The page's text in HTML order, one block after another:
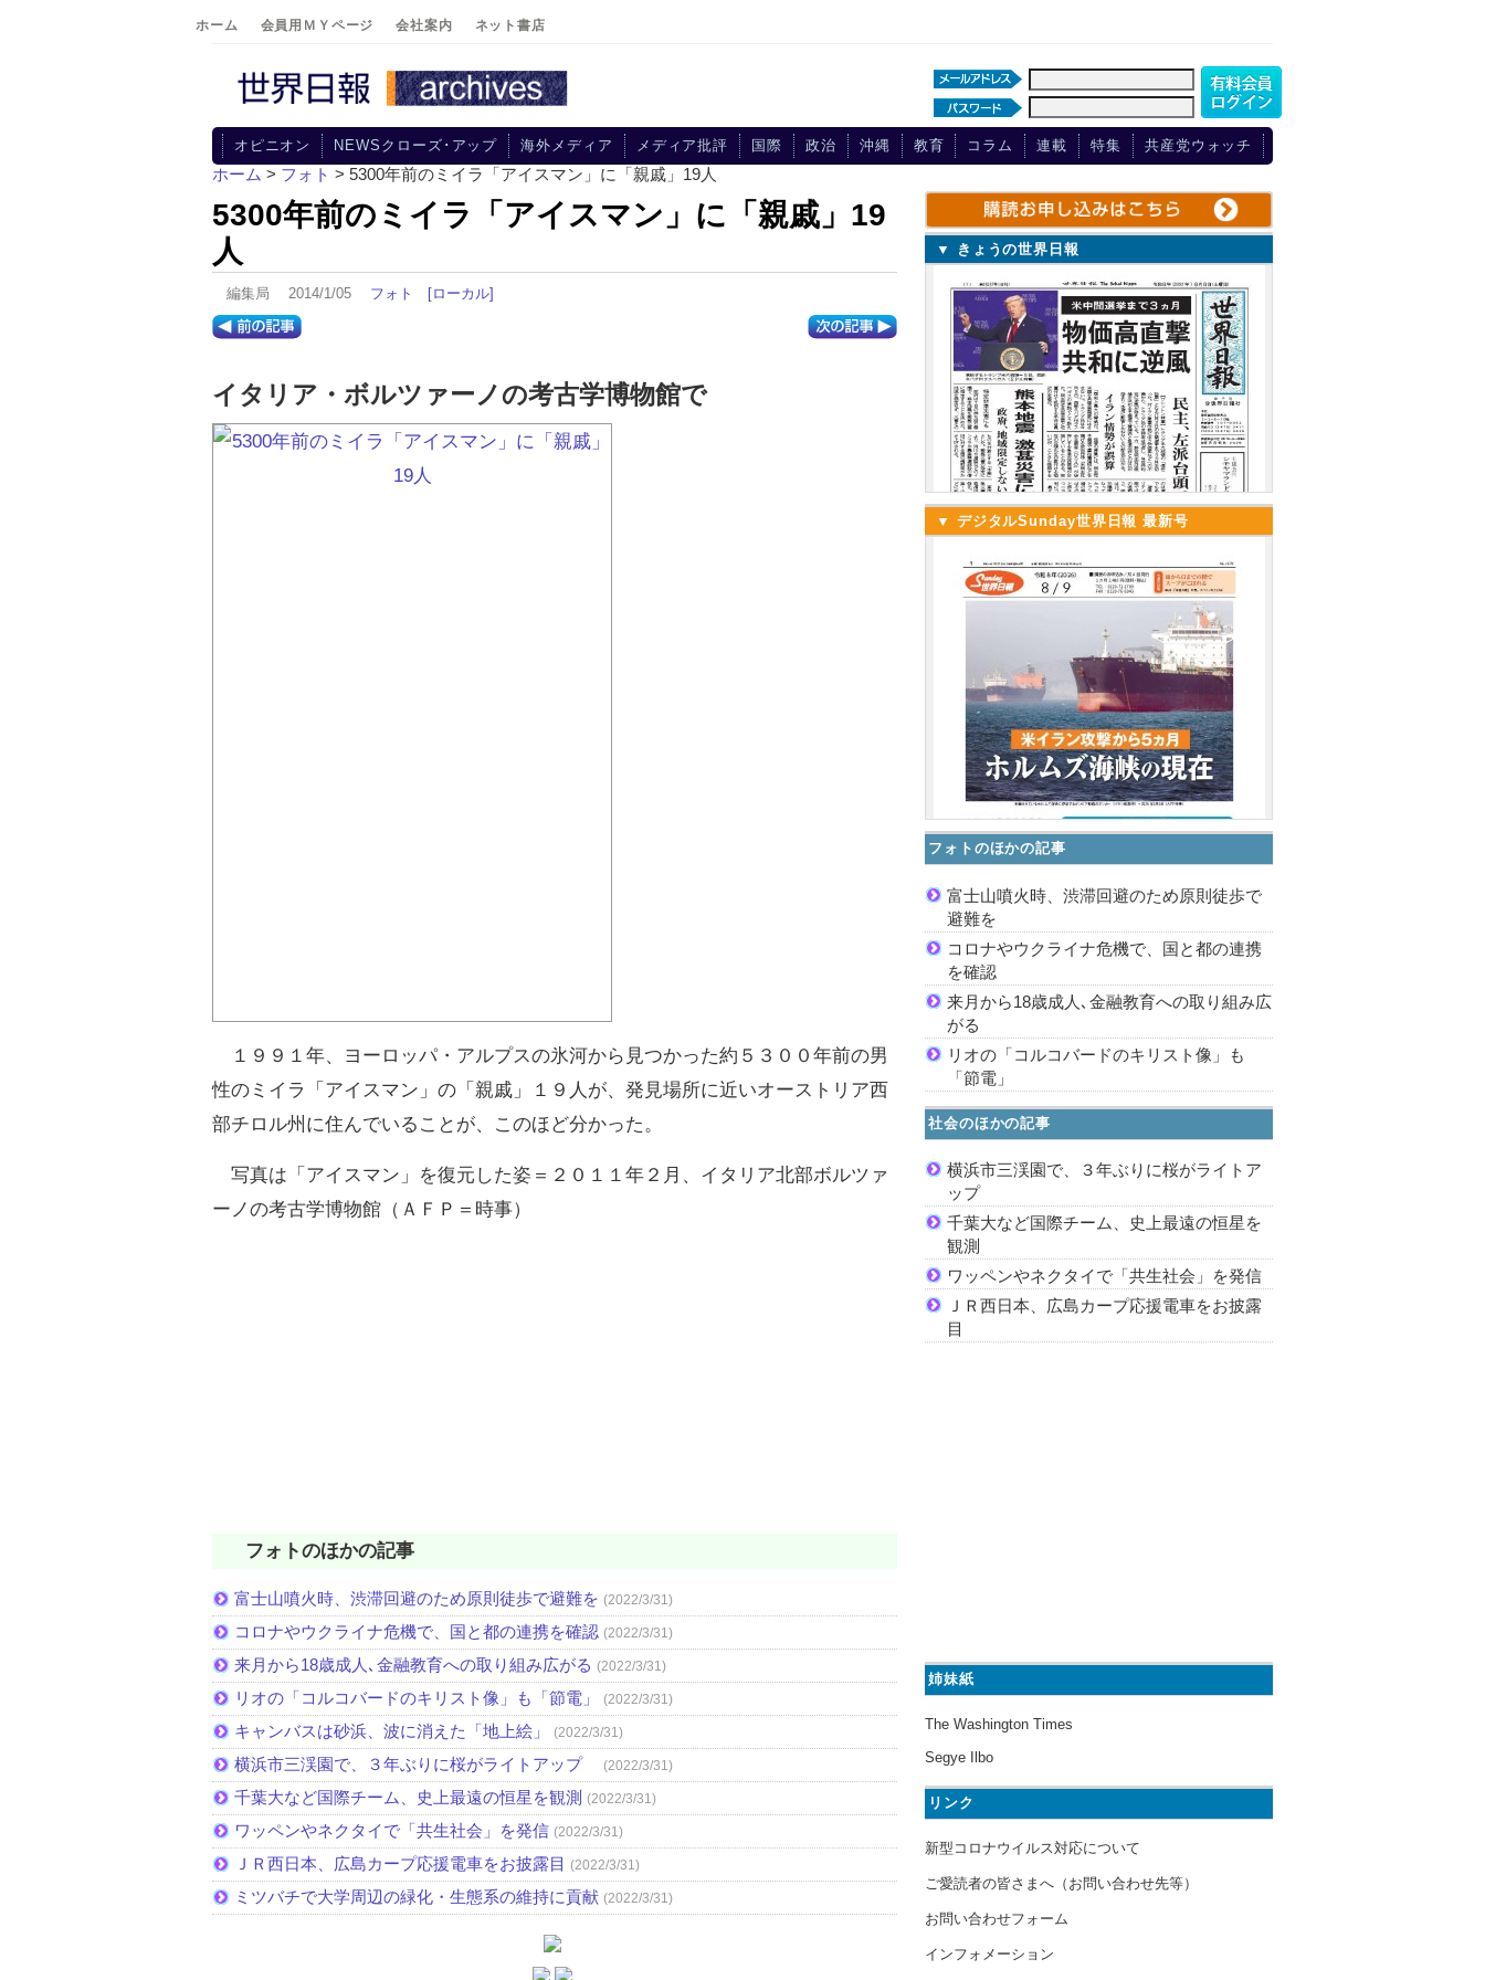
ホーム 会員用ＭＹページ 会社案内 ネット書店
オピニオン NEWSクローズ･アップ 海外メディア メディア批評 国際 政治 沖縄 教育 コラム 連載 特集 共産党ウォッチ
ホーム > フォト > 5300年前のミイラ「アイスマン」に「親戚」19人
5300年前のミイラ「アイスマン」に「親戚」19
人
編集局 2014/1/05 フォト [ローカル]
イタリア・ボルツァーノの考古学博物館で
１９９１年、ヨーロッパ・アルプスの氷河から見つかった約５３００年前の男
性のミイラ「アイスマン」の「親戚」１９人が、発見場所に近いオーストリア西
部チロル州に住んでいることが、このほど分かった。
写真は「アイスマン」を復元した姿＝２０１１年２月、イタリア北部ボルツァ
ーノの考古学博物館（ＡＦＰ＝時事）
フォトのほかの記事
富士山噴火時、渋滞回避のため原則徒歩で避難を (2022/3/31)
コロナやウクライナ危機で、国と都の連携を確認 (2022/3/31)
来月から18歳成人､金融教育への取り組み広がる (2022/3/31)
リオの「コルコバードのキリスト像」も「節電」 (2022/3/31)
キャンバスは砂浜、波に消えた「地上絵」 (2022/3/31)
横浜市三渓園で、３年ぶりに桜がライトアップ (2022/3/31)
千葉大など国際チーム、史上最遠の恒星を観測 (2022/3/31)
ワッペンやネクタイで「共生社会」を発信 (2022/3/31)
ＪＲ西日本、広島カープ応援電車をお披露目 (2022/3/31)
ミツバチで大学周辺の緑化・生態系の維持に貢献 (2022/3/31)
▼ きょうの世界日報
▼ デジタルSunday世界日報 最新号
フォトのほかの記事
富士山噴火時、渋滞回避のため原則徒歩で
避難を
コロナやウクライナ危機で、国と都の連携
を確認
来月から18歳成人､金融教育への取り組み広
がる
リオの「コルコバードのキリスト像」も
「節電」
社会のほかの記事
横浜市三渓園で、３年ぶりに桜がライトア
ップ
千葉大など国際チーム、史上最遠の恒星を
観測
ワッペンやネクタイで「共生社会」を発信
ＪＲ西日本、広島カープ応援電車をお披露
目
姉妹紙
The Washington Times
Segye Ilbo
リンク
新型コロナウイルス対応について
ご愛読者の皆さまへ（お問い合わせ先等）
お問い合わせフォーム
インフォメーション